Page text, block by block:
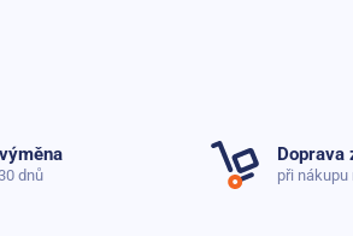
dnů
Doprava
při nákupu